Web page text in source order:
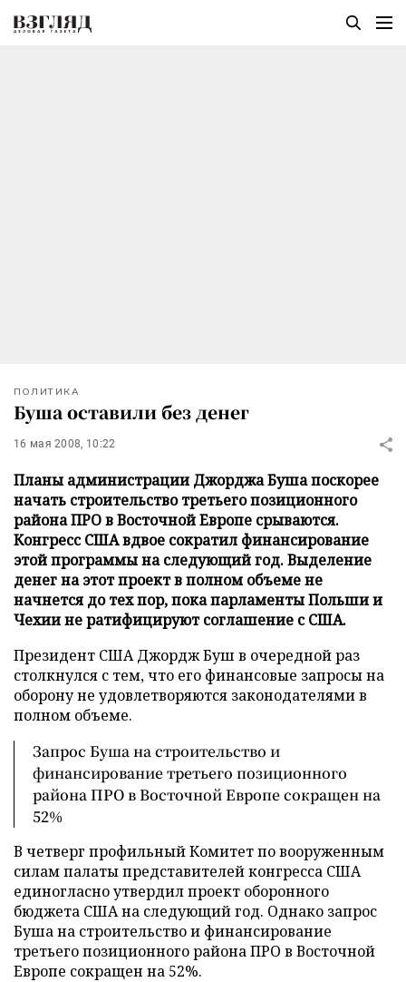
ПОЛИТИКА
Буша оставили без денег
16 мая 2008, 10:22
Планы администрации Джорджа Буша поскорее
начать строительство третьего позиционного
района ПРО в Восточной Европе срываются.
Конгресс США вдвое сократил финансирование
этой программы на следующий год. Выделение
денег на этот проект в полном объеме не
начнется до тех пор, пока парламенты Польши и
Чехии не ратифицируют соглашение с США.
Президент США Джордж Буш в очередной раз
столкнулся с тем, что его финансовые запросы на
оборону не удовлетворяются законодателями в
полном объеме.
Запрос Буша на строительство и
финансирование третьего позиционного
района ПРО в Восточной Европе сокращен на
52%
В четверг профильный Комитет по вооруженным
силам палаты представителей конгресса США
единогласно утвердил проект оборонного
бюджета США на следующий год. Однако запрос
Буша на строительство и финансирование
третьего позиционного района ПРО в Восточной
Европе сокращен на 52%.